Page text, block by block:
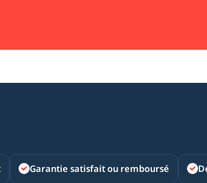
Garantie satisfait ou remboursé